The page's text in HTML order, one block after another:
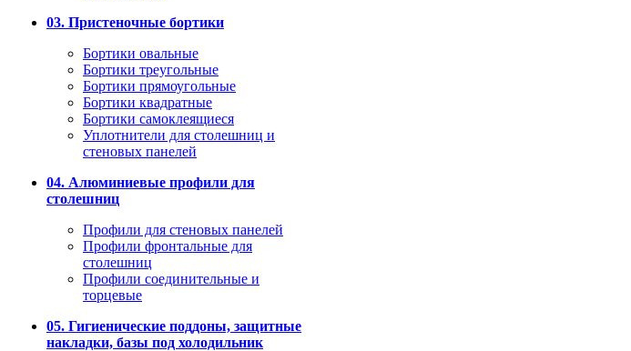
03. Пристеночные бортики
Бортики овальные
Бортики треугольные
Бортики прямоугольные
Бортики квадратные
Бортики самоклеящиеся
Уплотнители для столешниц и
стеновых панелей
04. Алюминиевые профили для
столешниц
Профили для стеновых панелей
Профили фронтальные для
столешниц
Профили соединительные и
торцевые
05. Гигиенические поддоны, защитные
накладки, базы под холодильник